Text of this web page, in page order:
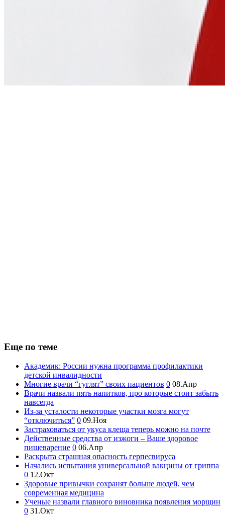
Еще по теме
Академик: России нужна программа профилактики
детской инвалидности
Многие врачи “гуглят” своих пациентов 0 08.Апр
Врачи назвали пять напитков, про которые стоит забыть
навсегда
Из-за усталости некоторые участки мозга могут
“отключиться” 0 09.Ноя
Застраховаться от укуса клеща теперь можно на почте
Действенные средства от изжоги – Ваше здоровое
пищеварение 0 06.Апр
Раскрыта страшная опасность герпесвируса
Начались испытания универсальной вакцины от гриппа
0 12.Окт
Здоровые привычки сохранят больше людей, чем
современная медицина
Ученые назвали главного виновника появления морщин
0 31.Окт